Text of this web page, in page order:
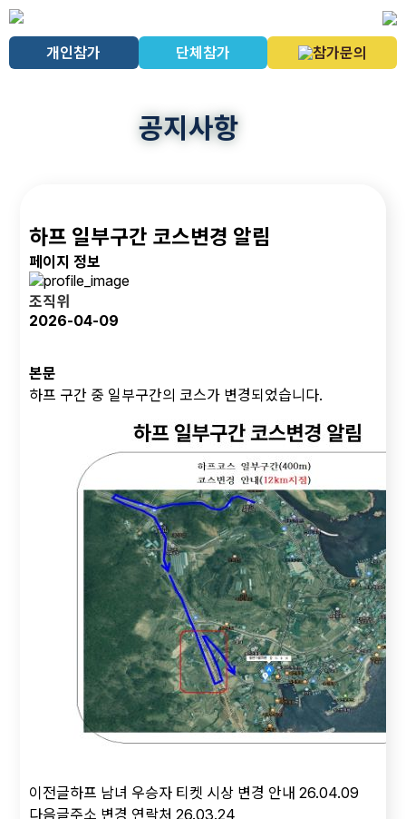
개인참가 단체참가 참가문의
공지사항
하프 일부구간 코스변경 알림
페이지 정보
조직위
2026-04-09
본문
하프 구간 중 일부구간의 코스가 변경되었습니다.
이전글하프 남녀 우승자 티켓 시상 변경 안내 26.04.09
다음글주소 변경 연락처 26.03.24